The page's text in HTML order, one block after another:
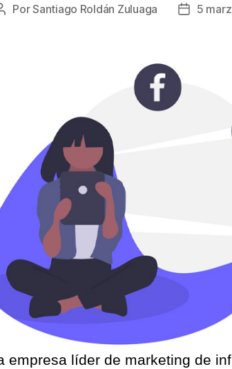
Autor
PorSantiago Roldán Zuluaga
Fecha
5
empresa líder de marketing de